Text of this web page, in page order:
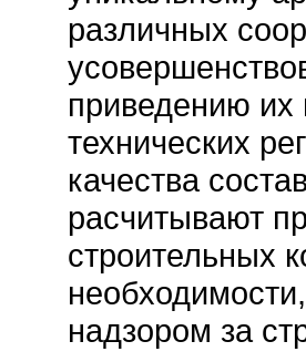
различных
приведению их
технических
качества
расчитывают
строительных
надзором за